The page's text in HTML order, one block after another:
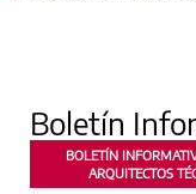
Boletín
BOLETÍN
ARQUITECTOS